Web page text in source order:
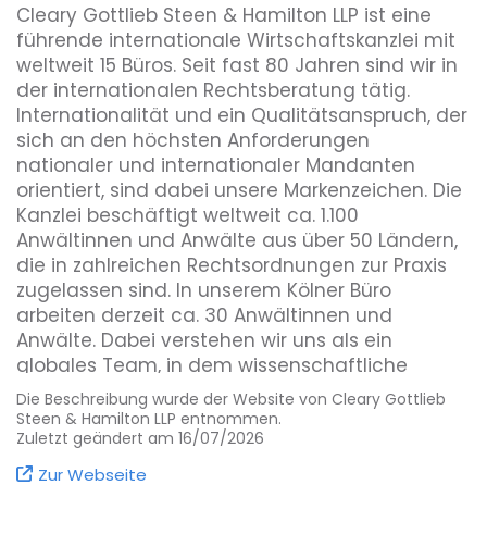
Cleary Gottlieb Steen & Hamilton LLP ist eine
führende internationale Wirtschaftskanzlei mit
weltweit 15 Büros. Seit fast 80 Jahren sind wir in
der internationalen Rechtsberatung tätig.
Internationalität und ein Qualitätsanspruch, der
sich an den höchsten Anforderungen
nationaler und internationaler Mandanten
orientiert, sind dabei unsere Markenzeichen. Die
Kanzlei beschäftigt weltweit ca. 1.100
Anwältinnen und Anwälte aus über 50 Ländern,
die in zahlreichen Rechtsordnungen zur Praxis
zugelassen sind. In unserem Kölner Büro
arbeiten derzeit ca. 30 Anwältinnen und
Anwälte. Dabei verstehen wir uns als ein
globales Team, in dem wissenschaftliche
Sorgfalt und die Entwicklung pragmatischer
Lösungen im Interesse unserer Mandanten
großgeschrieben werden - genauso wie das
firmenweit gebräuchliche „Du“.
Die Beschreibung wurde der Website von Cleary Gottlieb
Steen & Hamilton LLP entnommen.
Zuletzt geändert am 16/07/2026
Zur Webseite